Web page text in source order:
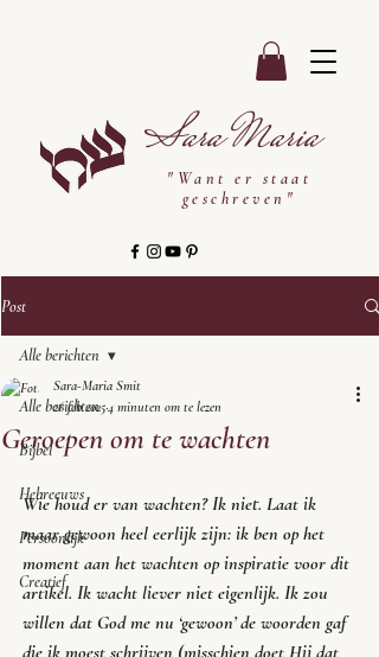
Sara Maria
"Want er staat
geschreven"
Post
Alle berichten
Bijbel
Hebreeuws
Persoonlijk
Creatief
Alle berichten
Geroepen om te wachten
Sara-Maria Smit
26 feb 20254 minuten om te lezen
Wie houd er van wachten? Ik niet. Laat ik
maar gewoon heel eerlijk zijn: ik ben op het
moment aan het wachten op inspiratie voor dit
artikel. Ik wacht liever niet eigenlijk. Ik zou
willen dat God me nu ‘gewoon’ de woorden gaf